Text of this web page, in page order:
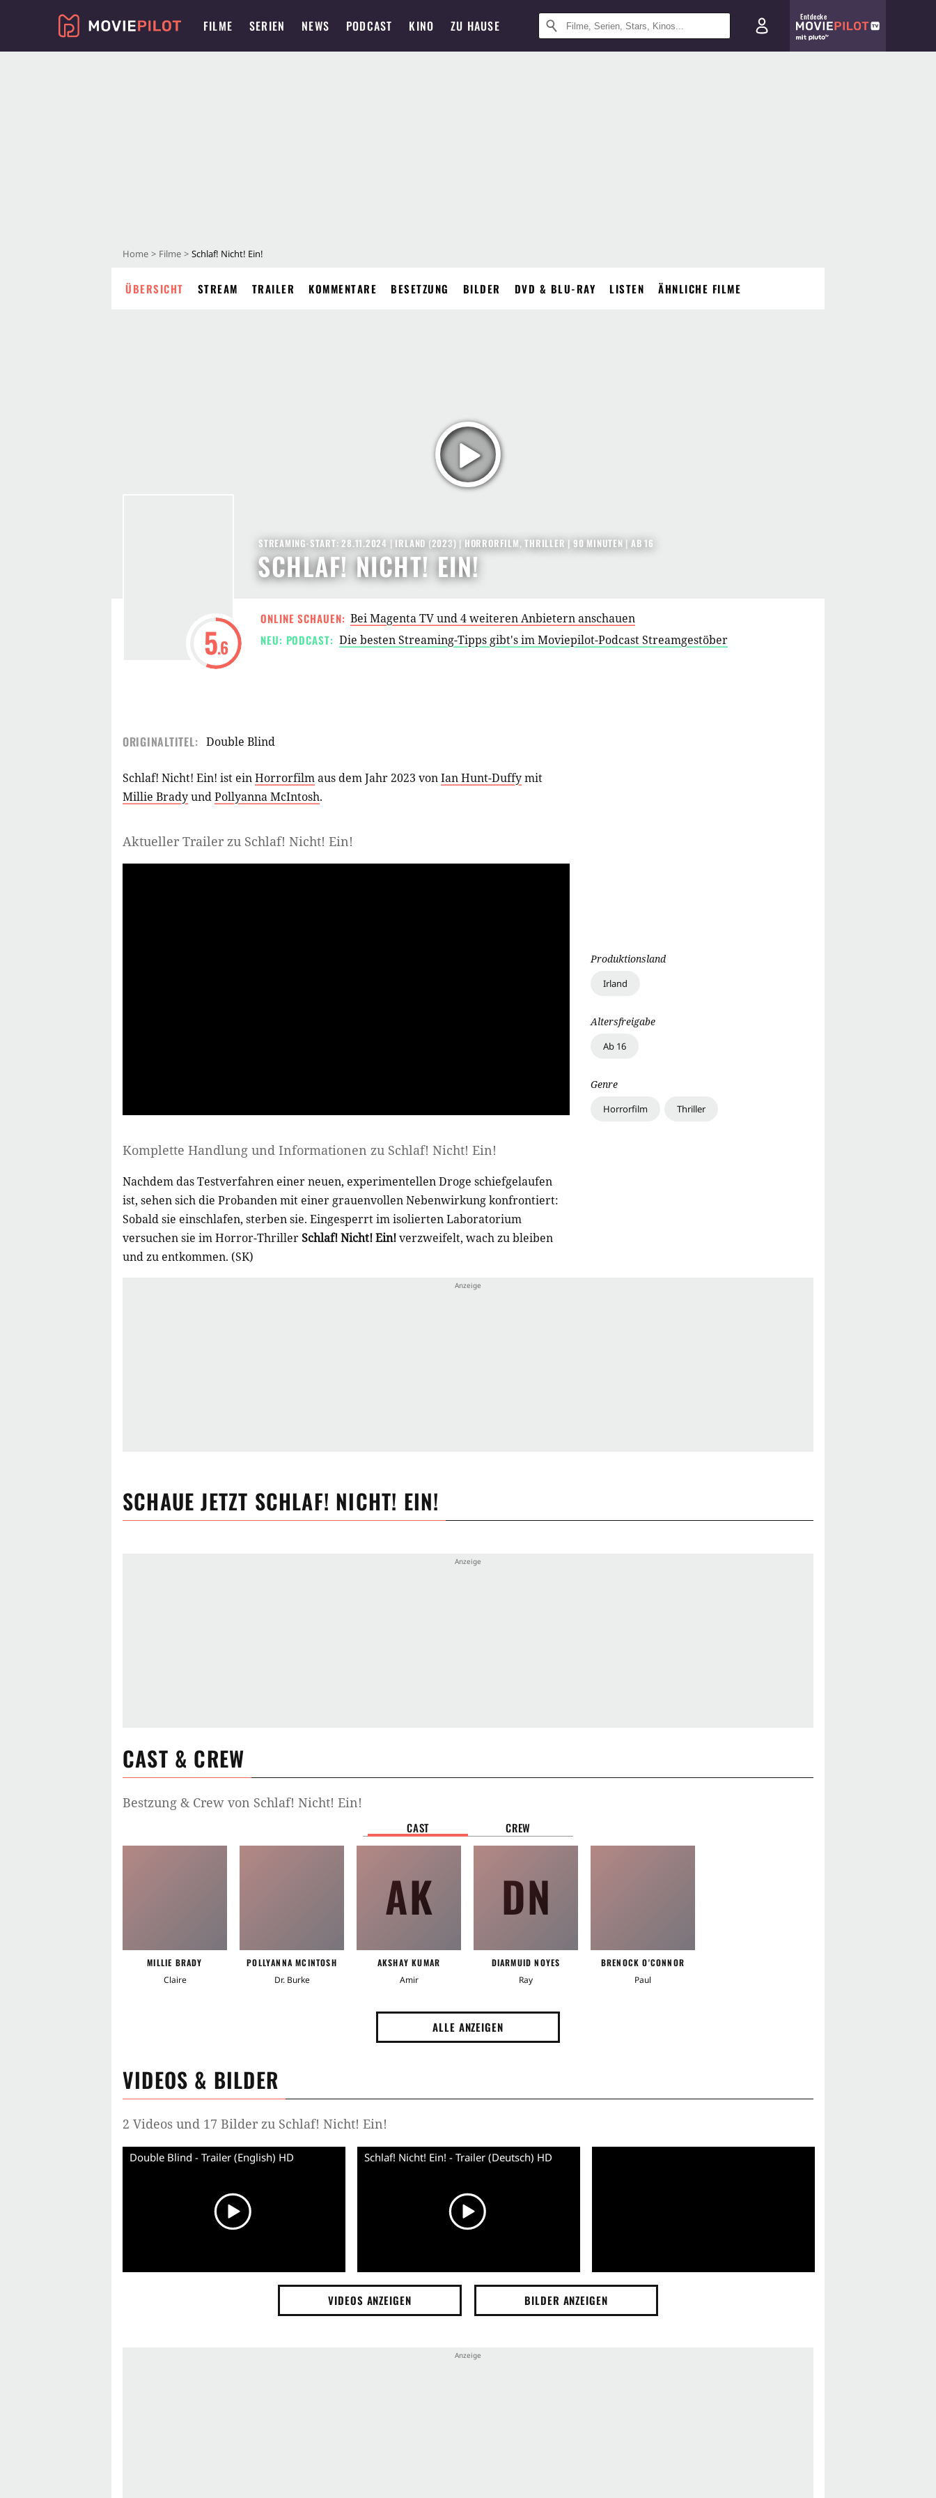
FILME SERIEN NEWS PODCAST KINO ZU HAUSE
Entdecke
Home Filme Schlaf! Nicht! Ein!
ÜBERSICHT STREAM TRAILER KOMMENTARE BESETZUNG BILDER DVD & BLU-RAY LISTEN ÄHNLICHE FILME
5.6
SCHLAF! NICHT! EIN!
STREAMING-START: 28.11.2024 | IRLAND (2023) | HORRORFILM,THRILLER | 90 MINUTEN |AB 16
ONLINE SCHAUEN: Bei Magenta TV und 4 weiteren Anbietern anschauen
NEU: PODCAST: Die besten Streaming-Tipps gibt's im Moviepilot-Podcast Streamgestöber
ORIGINALTITEL: Double Blind
Schlaf! Nicht! Ein! ist einHorrorfilmaus dem Jahr 2023 vonIan Hunt-Duffymit
Millie BradyundPollyanna McIntosh.
Aktueller Trailer zu Schlaf! Nicht! Ein!
Komplette Handlung und Informationen zu Schlaf! Nicht! Ein!
Nachdem das Testverfahren einer neuen, experimentellen Droge schiefgelaufen
ist, sehen sich die Probanden mit einer grauenvollen Nebenwirkung konfrontiert:
Sobald sie einschlafen, sterben sie. Eingesperrt im isolierten Laboratorium
versuchen sie im Horror-ThrillerSchlaf! Nicht! Ein!verzweifelt, wach zu bleiben
und zu entkommen. (SK)
Produktionsland
Irland
Altersfreigabe
Ab 16
Genre
Horrorfilm Thriller
SCHAUE JETZT SCHLAF! NICHT! EIN!
CAST & CREW
Bestzung & Crew von Schlaf! Nicht! Ein!
CAST CREW
MILLIE BRADY
Claire
POLLYANNA MCINTOSH
Dr. Burke
AK
AKSHAY KUMAR
Amir
DN
DIARMUID NOYES
Ray
BRENOCK O'CONNOR
Paul
ALLE ANZEIGEN
VIDEOS & BILDER
2 Videos und 17 Bilder zu Schlaf! Nicht! Ein!
Double Blind - Trailer (English) HD Schlaf! Nicht! Ein! - Trailer (Deutsch) HD
VIDEOS ANZEIGEN BILDER ANZEIGEN